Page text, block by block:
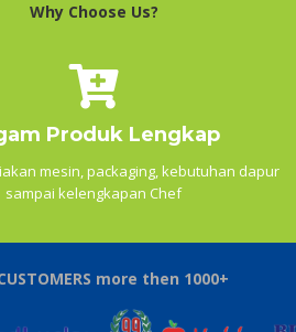
Why Choose Us?
Produk Lengkap
mesin, packaging, kebutuhan dapur
sampai kelengkapan Chef
more then 1000+